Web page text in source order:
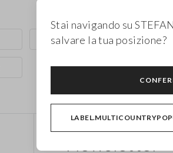
Top in lino donna
Stai navigando su
salvare la tua posizione?